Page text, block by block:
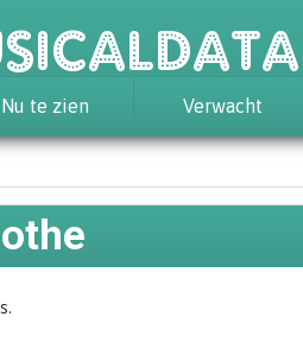
Nu te zien Verwacht